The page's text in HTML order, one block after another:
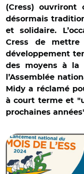
(Cress)
désormais
et solidaire.
Cress de
développement
des moyens à la
l’Assemblée
Midy a réclamé
à court terme et
prochaines
© AR avec